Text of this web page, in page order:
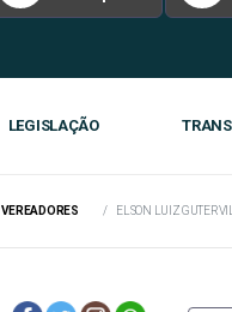
LEGISLAÇÃO
VEREADORES ELSON LUIZ GUTERVIL